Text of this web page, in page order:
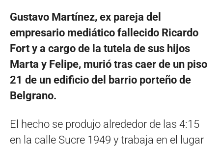
Gustavo Martínez, ex pareja del
empresario mediático fallecido Ricardo
Fort y a cargo de la tutela de sus hijos
Marta y Felipe, murió tras caer de un piso
21 de un edificio del barrio porteño de
Belgrano.
El hecho se produjo alrededor de las 4:15
en la calle Sucre 1949 y trabaja en el lugar